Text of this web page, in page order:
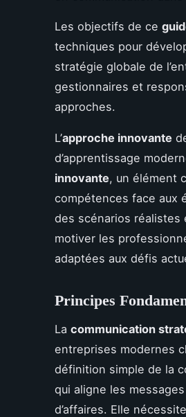
Les objectifs de ce
techniques pour
stratégie globale de
gestionnaires et
approches.
L’approche innovante
d’apprentissage
innovante, un élément
compétences face aux
des scénarios réalistes
motiver les
adaptées aux défis
Principes
La communication
entreprises modernes
définition simple de la
qui aligne les
d’affaires. Elle